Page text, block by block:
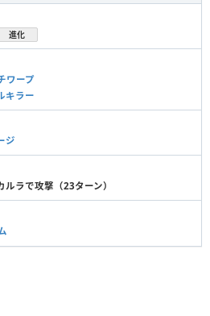
進化
ワープ
キラー
ジ
ラで攻撃（23ターン）